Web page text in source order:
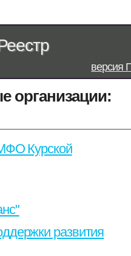
версия
организации:
Курской
развития